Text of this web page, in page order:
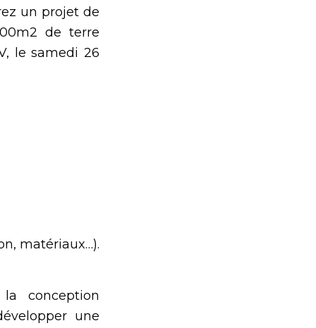
un projet de
de terre
le samedi 26
matériaux…).
conception
une